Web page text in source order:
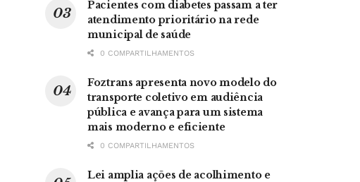
Pacientes com diabetes passam a ter
atendimento prioritário na rede
municipal de saúde
0 COMPARTILHAMENTOS
Foztrans apresenta novo modelo do
transporte coletivo em audiência
pública e avança para um sistema
mais moderno e eficiente
0 COMPARTILHAMENTOS
Lei amplia ações de acolhimento e